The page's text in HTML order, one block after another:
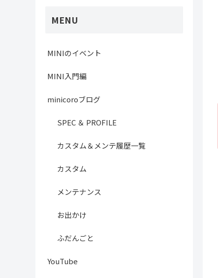
MENU
MINIのイベント
MINI入門編
minicoroブログ
SPEC ＆ PROFILE
カスタム＆メンテ履歴一覧
カスタム
メンテナンス
お出かけ
ふだんごと
YouTube